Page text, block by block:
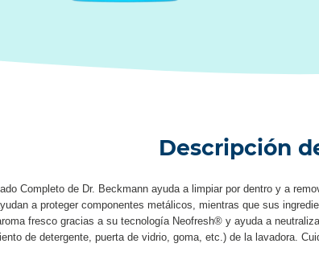
Descripción
Completo de Dr. Beckmann ayuda a limpiar por dentro y a
a proteger componentes metálicos, mientras que sus
fresco gracias a su tecnología Neofresh® y ayuda a
de detergente, puerta de vidrio, goma, etc.) de la lavadora.